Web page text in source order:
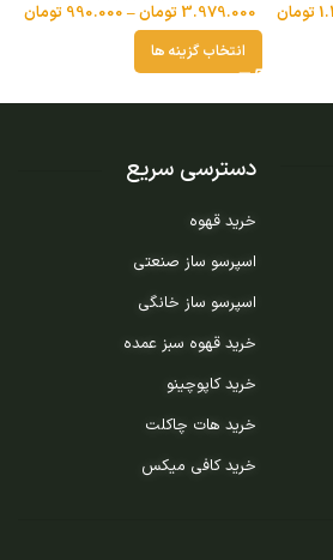
تومان 3.979.000 تومان–
990.000 تومان
انتخاب گزینه ها
دسترسی سریع
خرید قهوه
اسپرسو ساز صنعتی
اسپرسو ساز خانگی
خرید قهوه سبز عمده
خرید کاپوچینو
خرید هات چاکلت
خرید کافی میکس